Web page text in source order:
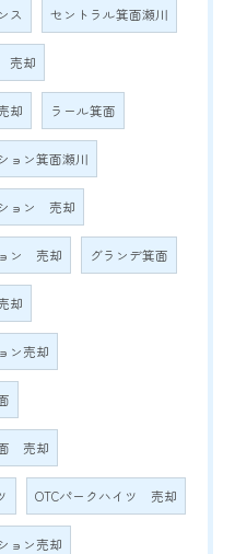
ス セントラル箕面瀬川
売却
却 ラール箕面
ョン箕面瀬川
ョン 売却
ン 売却 グランデ箕面
却
ン売却
売却
OTCパークハイツ 売却
ョン売却